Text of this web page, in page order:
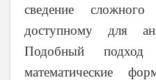
сведение
доступному для
Подобный подход
математические